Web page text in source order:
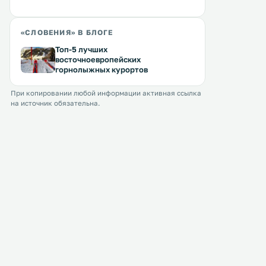
«СЛОВЕНИЯ» В БЛОГЕ
Топ-5 лучших
восточноевропейских
горнолыжных курортов
При копировании любой информации активная ссылка
на источник обязательна.